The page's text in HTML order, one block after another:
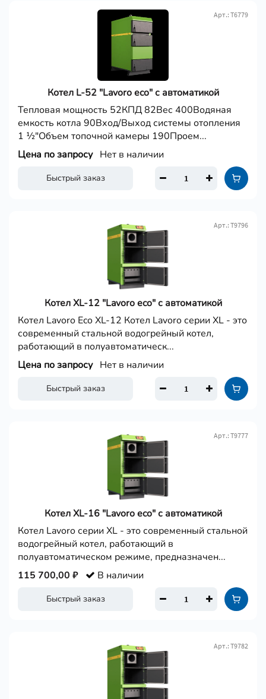
Котел L-52 "Lavoro eco" с автоматикой
Арт.: Т6779
Тепловая мощность 52КПД 82Вес 400Водяная
емкость котла 90Вход/Выход системы отопления
1 ½"Объем топочной камеры 190Проем...
Быстрый заказ
Цена по запросу Нет в наличии
Котел XL-12 "Lavoro eco" с автоматикой
Арт.: Т9796
Котел Lavoro Eco XL-12 Котел Lavoro серии XL - это
современный стальной водогрейный котел,
работающий в полуавтоматическ...
Быстрый заказ
Цена по запросу Нет в наличии
Котел XL-16 "Lavoro eco" с автоматикой
Арт.: Т9777
Котел Lavoro серии XL - это современный стальной
водогрейный котел, работающий в
полуавтоматическом режиме, предназначен...
Быстрый заказ
115 700,00 ₽ В наличии
Арт.: Т9782